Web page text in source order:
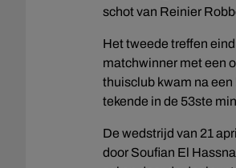
schot van Reinier
Het tweede treffen
matchwinner met een
thuisclub kwam na een
tekende in de 53ste
De wedstrijd van 21
door Soufian El